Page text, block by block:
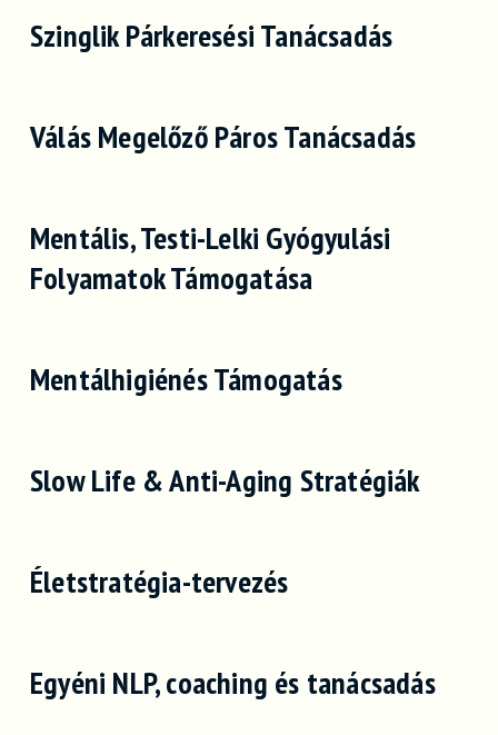
Szinglik Párkeresési Tanácsadás
Válás Megelőző Páros Tanácsadás
Mentális, Testi-Lelki Gyógyulási
Folyamatok Támogatása
Mentálhigiénés Támogatás
Slow Life & Anti-Aging Stratégiák
Életstratégia-tervezés
Egyéni NLP, coaching és tanácsadás